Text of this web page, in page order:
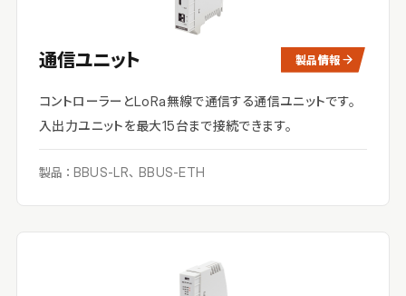
通信ユニット 製品情報
コントローラーとLoRa無線で通信する通信ユニットです。
入出力ユニットを最大15台まで接続できます。
製品：BBUS-LR、BBUS-ETH